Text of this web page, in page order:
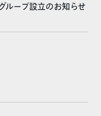
ループ設立のお知らせ